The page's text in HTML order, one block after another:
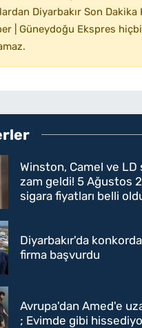
Diyarbakır Son Dakika
| Güneydoğu Ekspres
Winston, Camel ve LD
zam geldi! 5 Ağustos
sigara fiyatları belli
Diyarbakır'da
firma başvurdu
Avrupa'dan Amed'e
; Evimde gibi